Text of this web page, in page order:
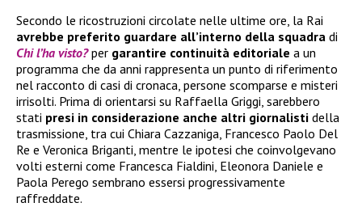
Secondo le ricostruzioni circolate nelle ultime ore, la Rai
avrebbe preferito guardare all’interno della squadra di
Chi l’ha visto? per garantire continuità editoriale a un
programma che da anni rappresenta un punto di riferimento
nel racconto di casi di cronaca, persone scomparse e misteri
irrisolti. Prima di orientarsi su Raffaella Griggi, sarebbero
stati presi in considerazione anche altri giornalisti della
trasmissione, tra cui Chiara Cazzaniga, Francesco Paolo Del
Re e Veronica Briganti, mentre le ipotesi che coinvolgevano
volti esterni come Francesca Fialdini, Eleonora Daniele e
Paola Perego sembrano essersi progressivamente
raffreddate.